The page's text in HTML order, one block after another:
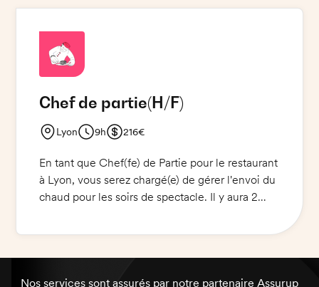
garantir un service rapide et de qualité. Une
tenue de cuisine et des chaussures de sécurité
sont nécessaires, ainsi que des couteaux pour
Chef de partie(H/F)
Lyon 9h 216€
En tant que Chef(fe) de Partie pour le restaurant
à Lyon, vous serez chargé(e) de gérer l'envoi du
chaud pour les soirs de spectacle. Il y aura 2
spectacle, et je m'assurerai de refaire la mise en
Nos services sont assurés par notre partenaire Assurup